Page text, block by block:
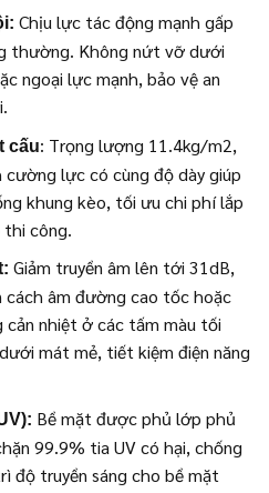
Chịu lực tác động mạnh gấp
thường. Không nứt vỡ dưới
ngoại lực mạnh, bảo vệ an
cấu: Trọng lượng 11.4kg/m2,
lực có cùng độ dày giúp
khung kèo, tối ưu chi phí lắp
thi công.
Giảm truyền âm lên tới 31dB,
âm đường cao tốc hoặc
cản nhiệt ở các tấm màu tối
mát mẻ, tiết kiệm điện năng
Bề mặt được phủ lớp phủ
99.9% tia UV có hại, chống
độ truyền sáng cho bề mặt